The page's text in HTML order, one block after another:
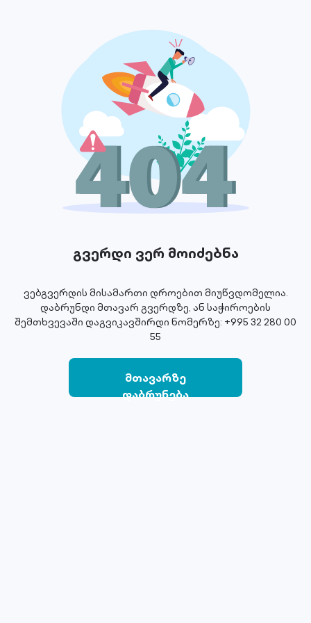
გვერდი ვერ მოიძებნა
ვებგვერდის მისამართი დროებით მიუწვდომელია.
დაბრუნდი მთავარ გვერდზე, ან საჭიროების
შემთხვევაში დაგვიკავშირდი ნომერზე: +995 32 280 00
55
მთავარზე
დაბრუნება